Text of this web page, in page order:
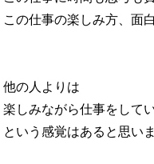
この仕事の楽しみ方、面
他の人よりは
楽しみながら仕事をして
という感覚はあると思いま